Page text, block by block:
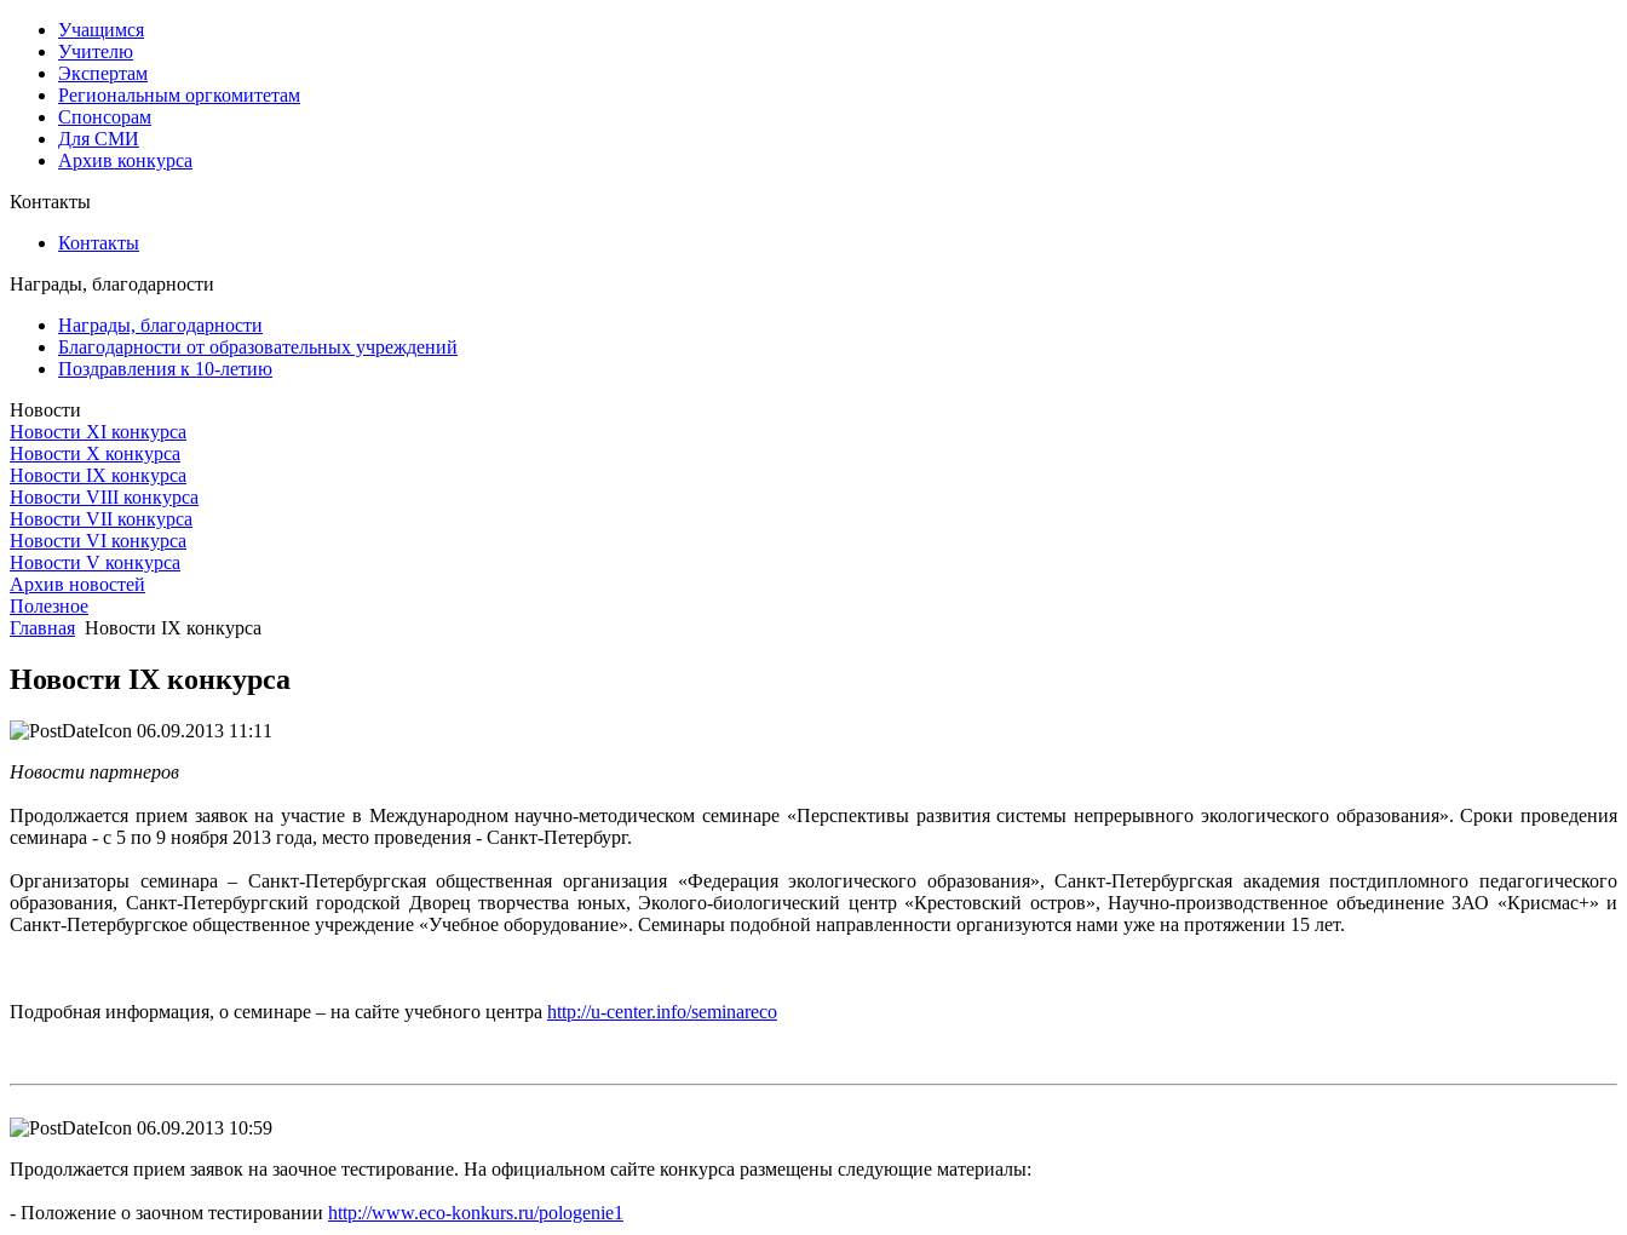
Учащимся
Учителю
Экспертам
Региональным оргкомитетам
Спонсорам
Для СМИ
Архив конкурса
Контакты
Контакты
Награды, благодарности
Награды, благодарности
Благодарности от образовательных учреждений
Поздравления к 10-летию
Новости
Новости XI конкурса
Новости X конкурса
Новости IX конкурса
Новости VIII конкурса
Новости VII конкурса
Новости VI конкурса
Новости V конкурса
Архив новостей
Полезное
Главная Новости IX конкурса
Новости IX конкурса
06.09.2013 11:11
Новости партнеров
Продолжается прием заявок на участие в Международном научно-методическом семинаре «Перспективы развития системы непрерывного экологического образования». Сроки проведения
семинара - с 5 по 9 ноября 2013 года, место проведения - Санкт-Петербург.
Организаторы семинара – Санкт-Петербургская общественная организация «Федерация экологического образования», Санкт-Петербургская академия постдипломного педагогического
образования, Санкт-Петербургский городской Дворец творчества юных, Эколого-биологический центр «Крестовский остров», Научно-производственное объединение ЗАО «Крисмас+» и
Санкт-Петербургское общественное учреждение «Учебное оборудование». Семинары подобной направленности организуются нами уже на протяжении 15 лет.
Подробная информация, о семинаре – на сайте учебного центра http://u-center.info/seminareco
06.09.2013 10:59
Продолжается прием заявок на заочное тестирование. На официальном сайте конкурса размещены следующие материалы:
- Положение о заочном тестировании http://www.eco-konkurs.ru/pologenie1